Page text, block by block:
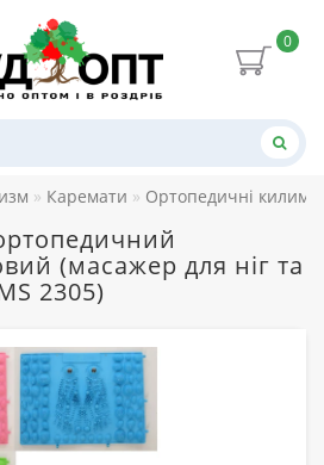
0
Каремати Ортопедичні
(масажер для ніг та
2305)